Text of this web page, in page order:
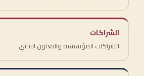
الشراكات
الشراكات المؤسسية والتعاون البحثي